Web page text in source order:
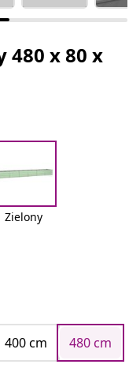
480 x 80 x
Zielony
400 cm
480 cm